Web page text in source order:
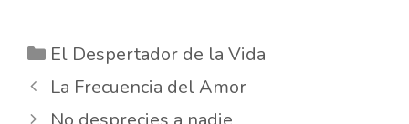
Categorías
El Despertador de la Vida
La Frecuencia del Amor